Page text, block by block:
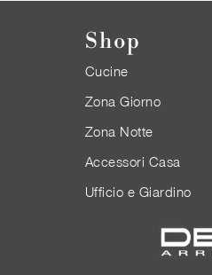
Shop
Cucine
Zona Giorno
Zona Notte
Accessori Casa
Ufficio e Giardino